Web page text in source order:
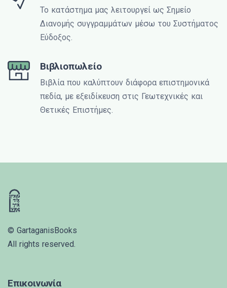
Το κατάστημα μας λειτουργεί ως Σημείο
Διανομής συγγραμμάτων μέσω του Συστήματος
Εύδοξος.
Βιβλιοπωλείο
Βιβλία που καλύπτουν διάφορα επιστημονικά
πεδία, με εξειδίκευση στις Γεωτεχνικές και
Θετικές Επιστήμες.
© GartaganisBooks
All rights reserved.
Επικοινωνία